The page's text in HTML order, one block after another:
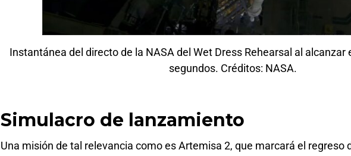
Instantánea del directo de la NASA del Wet Dress Rehearsal al alcanzar
segundos. Créditos: NASA.
Simulacro de lanzamiento
Una misión de tal relevancia como es Artemisa 2, que marcará el regreso